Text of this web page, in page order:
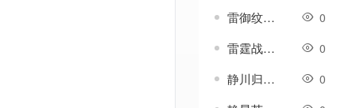
雷御纹-传奇衣服素材 0
雷霆战袍-传奇衣服素材 0
静川归雁衣服-传奇衣服素材 0